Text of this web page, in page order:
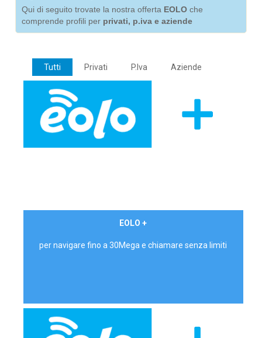
Qui di seguito trovate la nostra offerta EOLO che
comprende profili per privati, p.iva e aziende
Tutti Privati P.Iva Aziende
EOLO +
per navigare fino a 30Mega e chiamare senza limiti